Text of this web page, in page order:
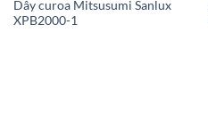
Dây curoa Mitsusumi Sanlux
XPB2000-1